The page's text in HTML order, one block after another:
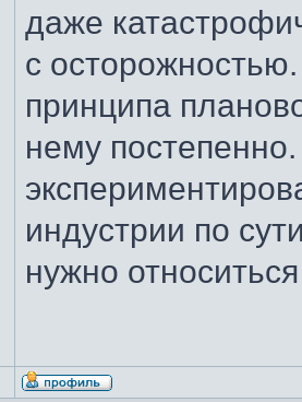
даже
с
принципа
нему
индустрии по
нужно